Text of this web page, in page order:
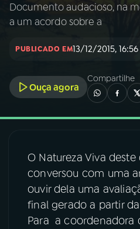
AO
INÍCIO
A RÁDIO
03PROGRAMAÇÃO
04 PROGRAMAS
PODCASTS
Documento audacioso, na
a um acordo sobre a
PUBLICADO EM13/12/2015, 16:56
Ouça agora
Compartilhe
O Natureza Viva deste
conversou com uma
ouvir dela uma
final gerado a partir da
Para a coordenadora